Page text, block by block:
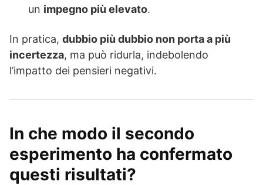
un impegno più elevato.
In pratica, dubbio più dubbio non porta a più
incertezza, ma può ridurla, indebolendo
l’impatto dei pensieri negativi.
In che modo il secondo
esperimento ha confermato
questi risultati?